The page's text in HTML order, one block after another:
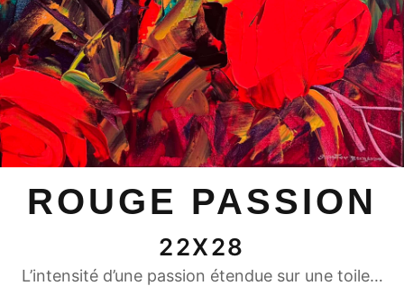
ROUGE PASSION
22X28
L’intensité d’une passion étendue sur une toile…